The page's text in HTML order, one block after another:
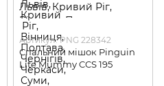
Артикул: PNG 228342
Спальний мішок Pinguin
Lite Mummy CCS 195